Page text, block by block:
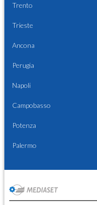
Trento
Trieste
Ancona
Perugia
Napoli
Campobasso
Potenza
Palermo